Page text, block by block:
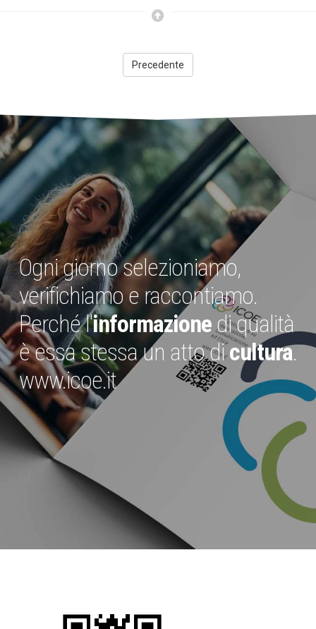
Precedente
Ogni giorno selezioniamo,
verifichiamo e raccontiamo.
Perché l'informazionedi qualità
è essa stessa un atto dicultura.
www.icoe.it